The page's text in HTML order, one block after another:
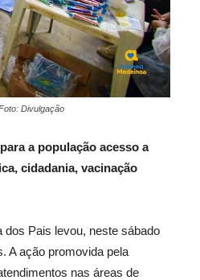
Divulgação
a população acesso a
cidadania, vacinação
dos Pais levou, neste sábado
A ação promovida pela
nas áreas de